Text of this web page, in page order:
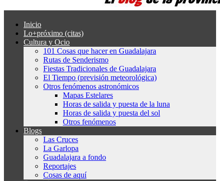
Inicio
Lo+próximo (citas)
Cultura y Ocio
101 Cosas que hacer en Guadalajara
Rutas de Senderismo
Fiestas Tradicionales de Guadalajara
El Tiempo (previsión meteorológica)
Otros fenómenos astronómicos
Mapas Estelares
Horas de salida y puesta de la luna
Horas de salida y puesta del sol
Otros fenómenos
Blogs
Las Cruces
La Garlopa
Guadalajara a fondo
Reportajes
Cosas de aquí